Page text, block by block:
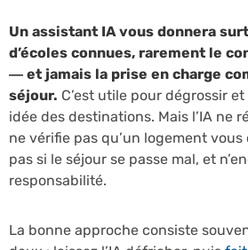
Un assistant IA vous donnera
d’écoles connues, rarement le
— et jamais la prise en charge
séjour. C’est utile pour dégrossir
idée des destinations. Mais l’IA ne
ne vérifie pas qu’un logement
pas si le séjour se passe mal, et
responsabilité.
La bonne approche consiste